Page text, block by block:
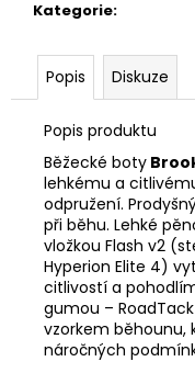
Kategorie:
Popis Diskuze
Popis produktu
Běžecké boty
lehkému a
odpružení.
při běhu. Lehké
vložkou Flash v2
Hyperion Elite 4)
citlivostí a
gumou –
vzorkem běhounu,
náročných
TANK
DÁMSKÉ
TÍLKO
699
Kč
Původně:
949